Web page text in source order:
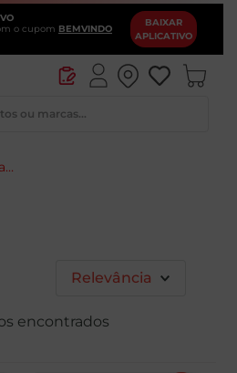
o cupom BEMVINDO
BAIXAR
APLICATIVO
ou marcas...
Cuidado Corpo
Relevância